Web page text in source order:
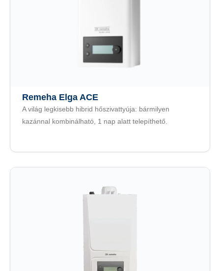
Remeha Elga ACE
A világ legkisebb hibrid hőszivattyúja: bármilyen
kazánnal kombinálható, 1 nap alatt telepíthető.